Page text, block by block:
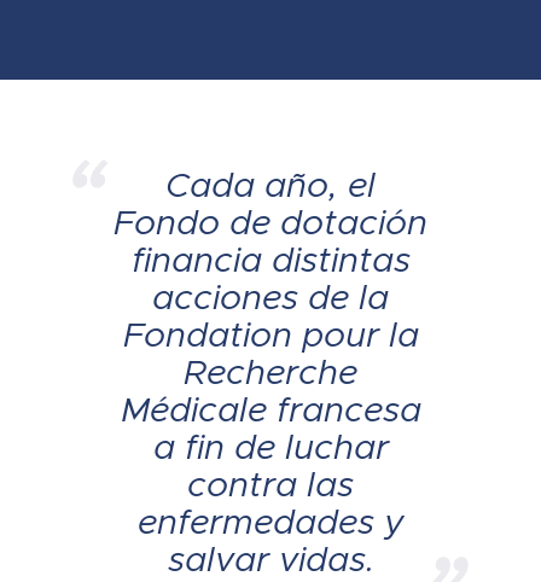
Cada año, el
Fondo de dotación
financia distintas
acciones de la
Fondation pour la
Recherche
Médicalefrancesa
a fin de luchar
contra las
enfermedades y
salvar vidas.